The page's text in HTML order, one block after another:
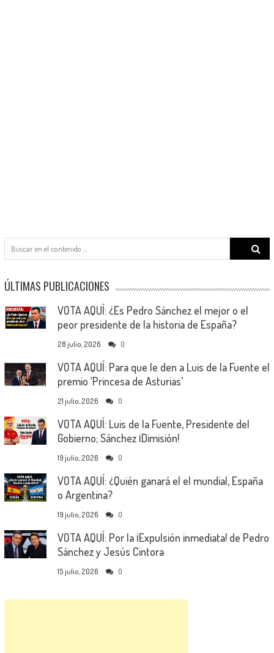
Search
for:
ÚLTIMAS PUBLICACIONES
VOTA AQUÍ: ¿Es Pedro Sánchez el mejor o el
peor presidente de la historia de España?
28 julio, 2026 0
VOTA AQUÍ: Para que le den a Luis de la Fuente el
premio ‘Princesa de Asturias’
21 julio, 2026 0
VOTA AQUÍ: Luis de la Fuente, Presidente del
Gobierno; Sánchez ¡Dimisión!
19 julio, 2026 0
VOTA AQUÍ: ¿Quién ganará el el mundial, España
o Argentina?
19 julio, 2026 0
VOTA AQUÍ: Por la ¡Expulsión inmediata! de Pedro
Sánchez y Jesús Cintora
15 julio, 2026 0